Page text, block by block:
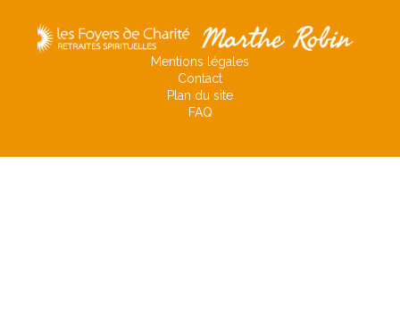
Mentions légales
Contact
Plan du site
FAQ